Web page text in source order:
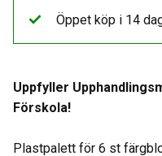
Uppfyller
Förskola!
Plastpalett för 6 st
Öppet köp i 14